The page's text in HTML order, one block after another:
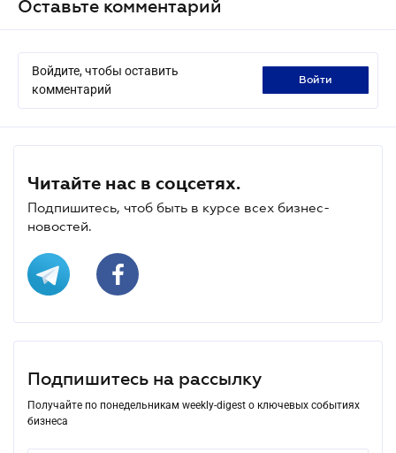
Оставьте комментарий
Войдите, чтобы оставить
комментарий
войти
Читайте нас в соцсетях.
Подпишитесь, чтоб быть в курсе всех бизнес-
новостей.
Подпишитесь на рассылку
Получайте по понедельникам weekly-digest о ключевых событиях
бизнеса